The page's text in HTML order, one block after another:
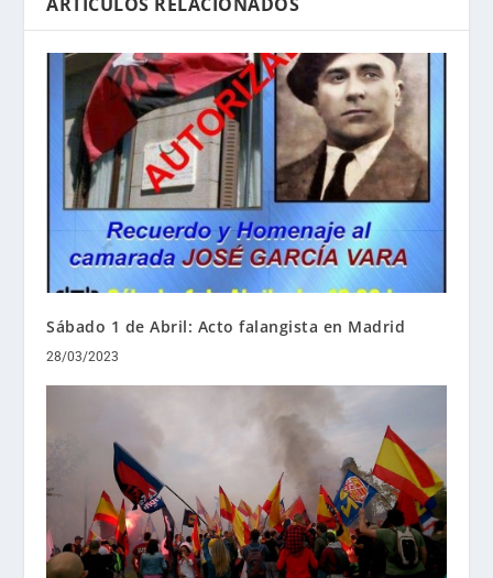
Sábado 1 de Abril: Acto falangista en Madrid
28/03/2023